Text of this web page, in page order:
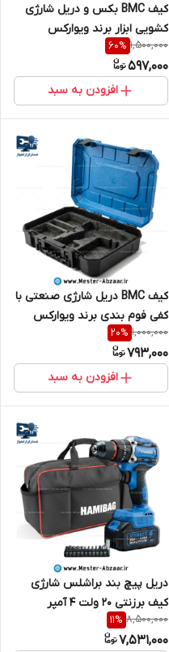
کیف BMC بکس و دریل شارژی
کشویی ابزار برند ویوارکس
صنعتی مدل VIVAREX BMC
BAG
1,500,000
60%
597,000
افزودن به سبد
کیف BMC دریل شارژی صنعتی با
کفی فوم بندی برند ویوارکس
مدل VIVAREX BAG TOOLS
1,000,000
20%
793,000
افزودن به سبد
دریل پیچ بند براشلس شارژی
کیف برزنتی 20 ولت 4 آمپر
ویوارکس با گارانتی سری سریال
VIVAREX VR2010VBL
8,500,000
11%
7,531,000